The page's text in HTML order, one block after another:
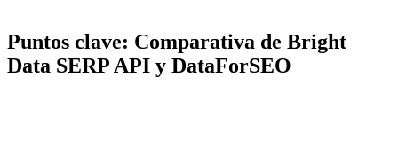
Puntos clave: Comparativa de Bright
Data SERP API y DataForSEO